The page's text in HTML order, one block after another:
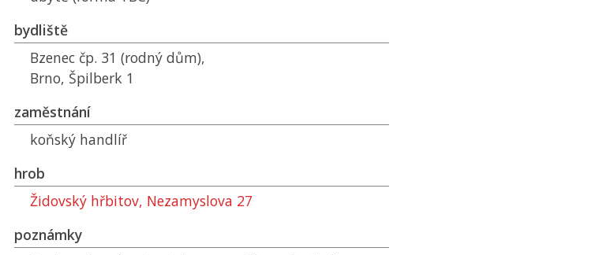
bydliště
Bzenec čp. 31 (rodný dům),
Brno, Špilberk 1
zaměstnání
koňský handlíř
hrob
Židovský hřbitov, Nezamyslova 27
poznámky